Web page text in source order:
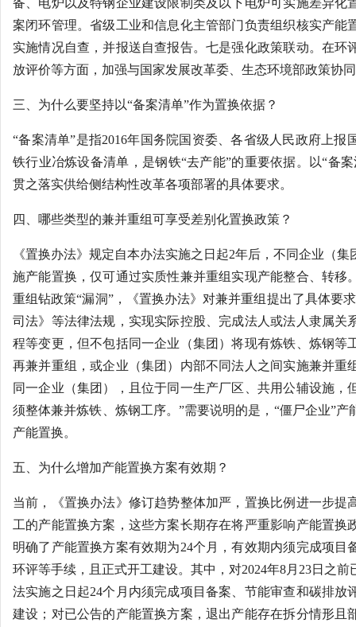
备、电炉以及特钢企业建设限制类及以下电炉可实施差异化
案闭环管理。省级工业和信息化主管部门负责组织核实产能
实施情况自查，并报送自查报告。七是强化政策联动。在环
放评价等方面，加强与国家发展改革委、生态环境部政策协
三、为什么要坚持以“备案清单”作为置换依据？
“备案清单”是指2016年国务院国资委、各省级人民政府上报
铁行业冶炼设备清单，是钢铁“去产能”的重要依据。以“备
贯之落实供给侧结构性改革各项部署的具体要求。
四、哪些类型的兼并重组可享受差别化置换政策？
《置换办法》规定自本办法实施之日起2年后，不同企业（
施产能置换，仅可通过实质性兼并重组实现产能整合、转移
重组钻政策“漏洞”，《置换办法》对兼并重组提出了具体要
司法》等法律法规，实现实际控股、完成法人或法人隶属关
程等变更，但不包括同一企业（集团）将现有炼铁、炼钢等
再兼并重组，或企业（集团）内部不同法人之间实施兼并重
同一企业（集团），且位于同一生产厂区、共用公辅设施，
须整体兼并炼铁、炼钢工序。”需要说明的是，“僵尸企业”
产能置换。
五、为什么增加产能置换方案有效期？
当前，《置换办法》修订趋势整体加严，置换比例进一步提
工的产能置换方案，这些方案长期存在将严重影响产能置换
明确了产能置换方案有效期为24个月，有效期内须完成项目
环评等手续，且正式开工建设。其中，对2024年8月23日之
法实施之日起24个月内须完成项目备案、节能审查和碳排放
建设；对已公告的产能置换方案，退出产能存在拆分情形且